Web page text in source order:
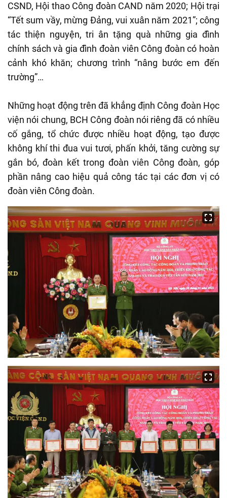
CSND, Hội thao Công đoàn CAND năm 2020; Hội trại
“Tết sum vầy, mừng Đảng, vui xuân năm 2021”; công
tác thiện nguyện, tri ân tặng quà những gia đình
chính sách và gia đình đoàn viên Công đoàn có hoàn
cảnh khó khăn; chương trình “nâng bước em đến
trường”…
Những hoạt động trên đã khẳng định Công đoàn Học
viện nói chung, BCH Công đoàn nói riêng đã có nhiều
cố gắng, tổ chức được nhiều hoạt động, tạo được
không khí thi đua vui tươi, phấn khởi, tăng cường sự
gắn bó, đoàn kết trong đoàn viên Công đoàn, góp
phần nâng cao hiệu quả công tác tại các đơn vị có
đoàn viên Công đoàn.